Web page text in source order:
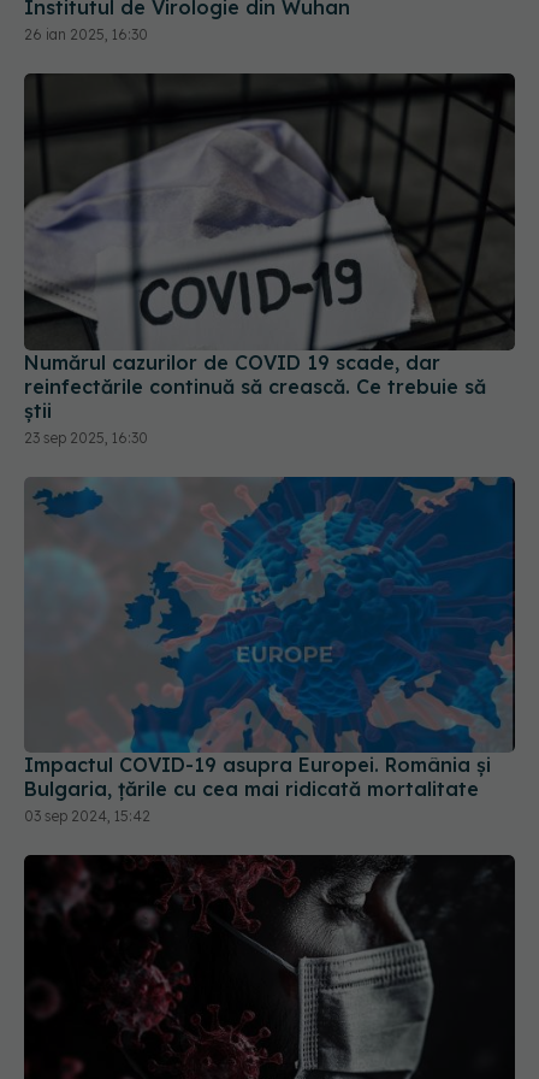
Numărul cazurilor de COVID 19 scade, dar
reinfectările continuă să crească. Ce trebuie să
știi
23 sep 2025, 16:30
Impactul COVID-19 asupra Europei. România și
Bulgaria, țările cu cea mai ridicată mortalitate
03 sep 2024, 15:42
Ceața cerebrală din Long COVID, descifrată. De
ce milioane de oameni au pierderi de memorie